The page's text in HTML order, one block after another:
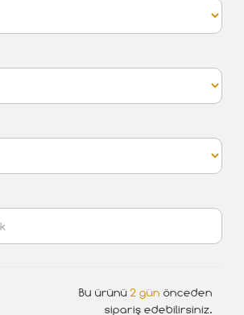
Bu ürünü 2 gün önceden
sipariş edebilirsiniz.